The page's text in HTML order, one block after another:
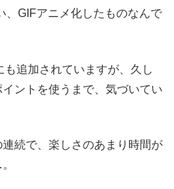
、GIFアニメ化したものなんで
追加されていますが、久し
ントを使うまで、気づいてい
続で、楽しさのあまり時間が